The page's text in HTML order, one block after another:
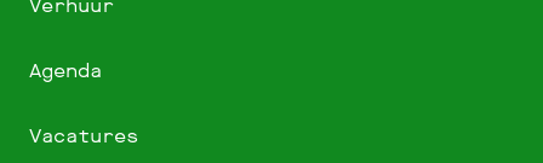
Verhuur
Agenda
Vacatures